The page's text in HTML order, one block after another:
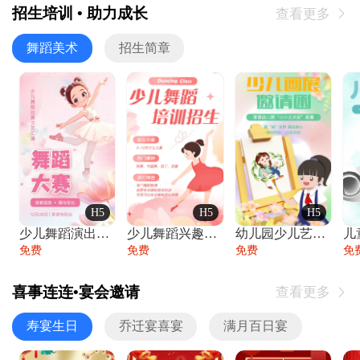
招生培训 • 助力成长 查看更多 
舞蹈美术 招生简章
H5
少儿舞蹈演出舞蹈比赛跳舞大赛文艺汇演活动
免费
H5
少儿舞蹈兴趣班艺术培训学校招生宣传
免费
H5
幼儿园少儿艺术展览绘画展摄影作品展美术展
免费 免
喜事连连•宴会邀请 查看更多 
寿宴生日 乔迁宴喜宴 满月百日宴